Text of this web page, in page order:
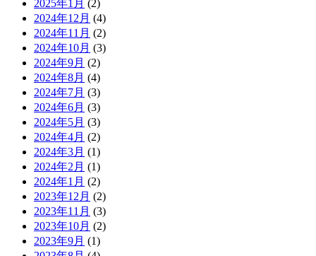
2025年1月 (2)
2024年12月 (4)
2024年11月 (2)
2024年10月 (3)
2024年9月 (2)
2024年8月 (4)
2024年7月 (3)
2024年6月 (3)
2024年5月 (3)
2024年4月 (2)
2024年3月 (1)
2024年2月 (1)
2024年1月 (2)
2023年12月 (2)
2023年11月 (3)
2023年10月 (2)
2023年9月 (1)